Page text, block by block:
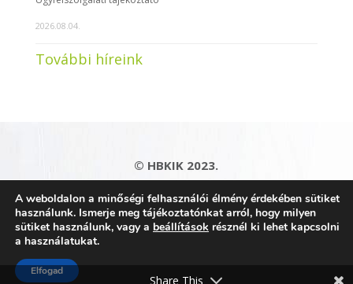
2026.08.04.
További híreink
© HBKIK 2023.
Adatkezelési tájékoztató|Impresszum|
Kapcsolat|Honlaptérkép
A weboldalon a minőségi felhasználói élmény érdekében sütiket
használunk. Ismerje meg tájékoztatónkat arról, hogy milyen
sütiket használunk, vagy a beállítások résznél ki lehet kapcsolni
a használatukat.
Elfogad
Share This